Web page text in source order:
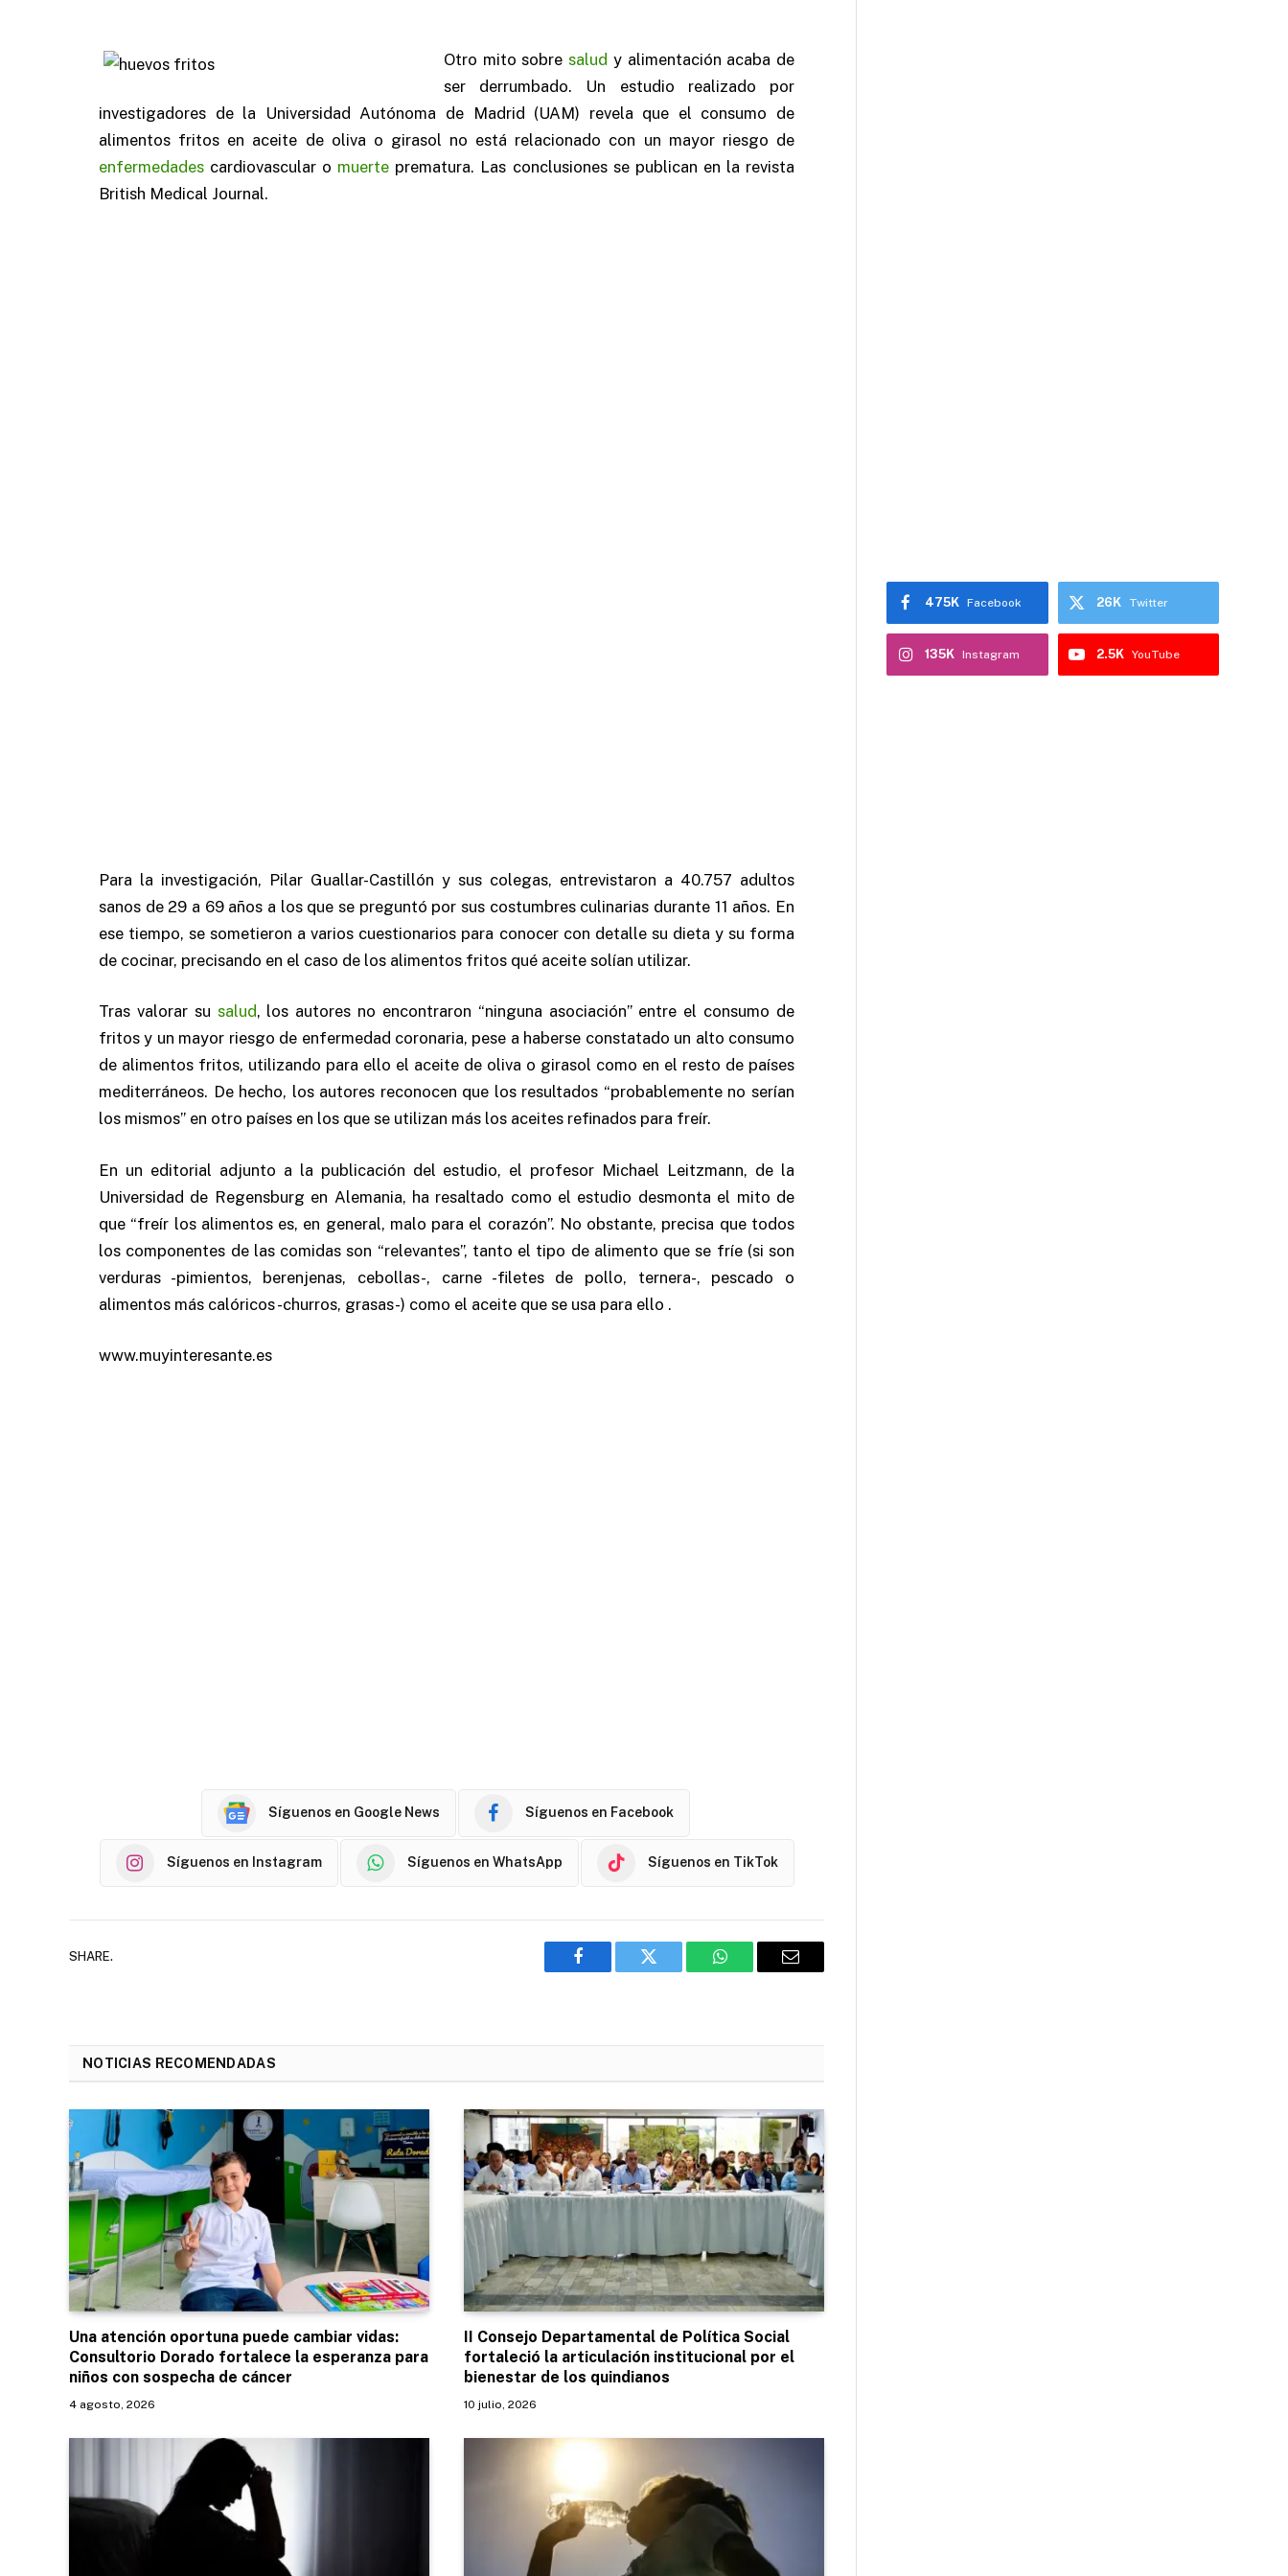
Otro mito sobresalud y alimentación acaba de
ser derrumbado. Un estudio realizado por
investigadores de la Universidad Autónoma de Madrid (UAM) revela que el consumo de
alimentos fritos en aceite de oliva o girasol no está relacionado con un mayor riesgo de
enfermedades cardiovascular o muerte prematura. Las conclusiones se publican en la revista
British Medical Journal.
Para la investigación, Pilar Guallar-Castillón y sus colegas, entrevistaron a 40.757 adultos
sanos de 29 a 69 años a los que se preguntó por sus costumbres culinarias durante 11 años. En
ese tiempo, se sometieron a varios cuestionarios para conocer con detalle su dieta y su forma
de cocinar, precisando en el caso de los alimentos fritos qué aceite solían utilizar.
Tras valorar su salud, los autores no encontraron “ninguna asociación” entre el consumo de
fritos y un mayor riesgo de enfermedad coronaria, pese a haberse constatado un alto consumo
de alimentos fritos, utilizando para ello el aceite de oliva o girasol como en el resto de países
mediterráneos. De hecho, los autores reconocen que los resultados “probablemente no serían
los mismos” en otro países en los que se utilizan más los aceites refinados para freír.
En un editorial adjunto a la publicación del estudio, el profesor Michael Leitzmann, de la
Universidad de Regensburg en Alemania, ha resaltado como el estudio desmonta el mito de
que “freír los alimentos es, en general, malo para el corazón”. No obstante, precisa que todos
los componentes de las comidas son “relevantes”, tanto el tipo de alimento que se fríe (si son
verduras -pimientos, berenjenas, cebollas-, carne -filetes de pollo, ternera-, pescado o
alimentos más calóricos -churros, grasas-) como el aceite que se usa para ello .
www.muyinteresante.es
Síguenos en Google News Síguenos en Facebook
Síguenos en Instagram Síguenos en WhatsApp Síguenos en TikTok
SHARE.
Facebook Twitter WhatsAppEmail
NOTICIAS RECOMENDADAS
Una atención oportuna puede cambiar vidas:
Consultorio Dorado fortalece la esperanza para
niños con sospecha de cáncer
4 agosto, 2026
II Consejo Departamental de Política Social
fortaleció la articulación institucional por el
bienestar de los quindianos
10 julio, 2026
Facebook
475K Twitter
26K
Instagram
135K YouTube
2.5K